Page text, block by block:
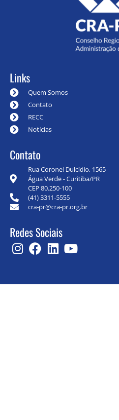
Links
Quem Somos
Contato
RECC
Notícias
Contato
Rua Coronel Dulcídio, 1565
Água Verde - Curitiba/PR
CEP 80.250-100
(41) 3311-5555
cra-pr@cra-pr.org.br
Redes Sociais